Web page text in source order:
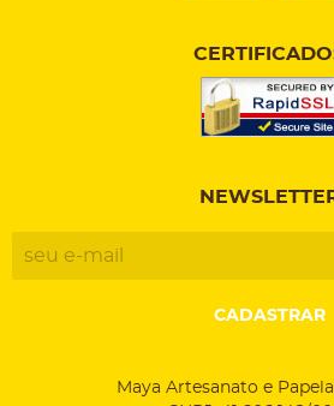
CADASTRAR
Maya Artesanato e